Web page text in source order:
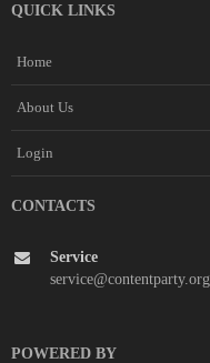
QUICK LINKS
Home
About Us
Login
CONTACTS
Service
service@contentparty.org
POWERED BY